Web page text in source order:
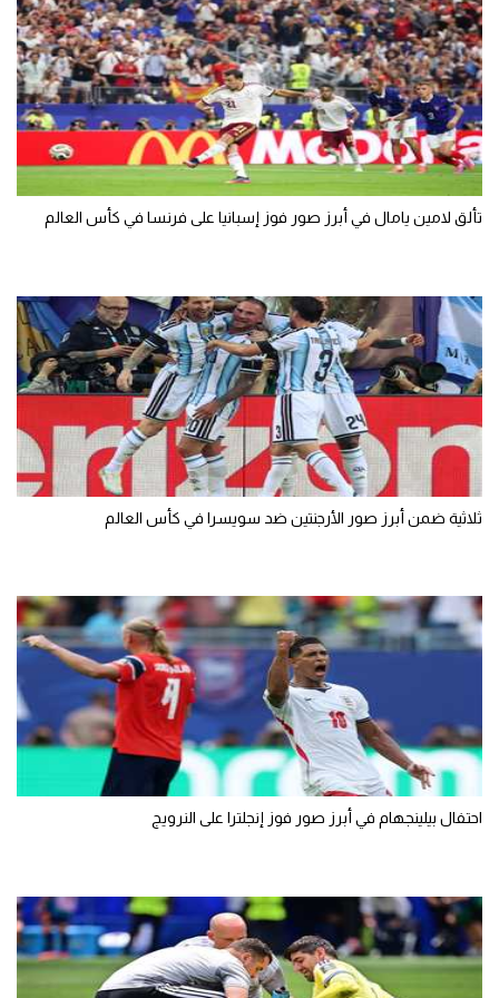
تألق لامين يامال في أبرز صور فوز إسبانيا على فرنسا في كأس العالم
ثلاثية ضمن أبرز صور الأرجنتين ضد سويسرا في كأس العالم
احتفال بيلينجهام في أبرز صور فوز إنجلترا على النرويج